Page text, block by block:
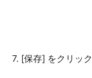
7. [保存] をクリック